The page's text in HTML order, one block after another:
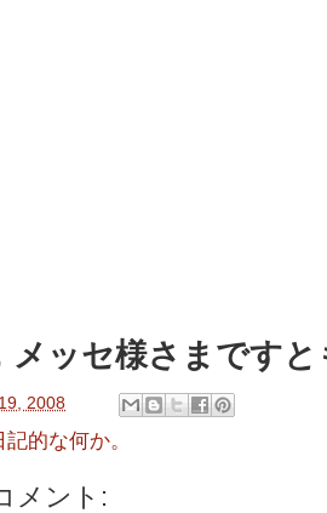
メッセ様さまです
2008
記的な何か。
メント: